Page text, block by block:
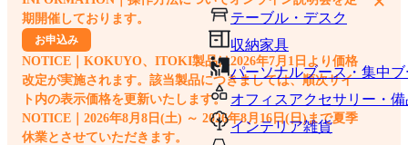
テーブル・デスク
収納家具
パーソナルブース・集中
オフィスアクセサリー・備
インテリア雑貨
期開催しております。
お申込み
NOTICE｜KOKUYO、ITOKI製品は2026年7月1日より価格
改定が実施されます。該当製品につきましては、順次サイ
ト内の表示価格を更新いたします。
NOTICE｜2026年8月8日(土) ～ 2026年8月16日(日)まで夏季
休業とさせていただきます。